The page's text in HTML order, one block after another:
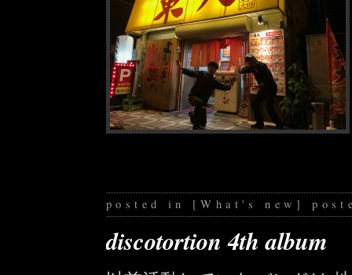
posted in [What's new]
discotortion 4th album